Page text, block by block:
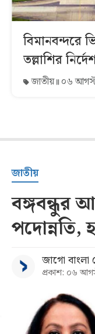
তল্লাশির
জাতীয় ০৬
জাতীয়
বঙ্গবন্ধুর
পদোন্নতি,
জাগো বাংলা
প্রকাশ: ০৬